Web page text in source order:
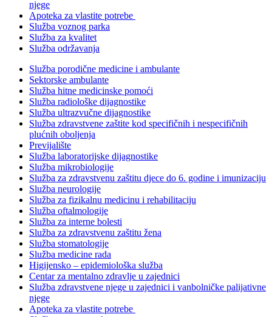
njege
Apoteka za vlastite potrebe
Služba voznog parka
Služba za kvalitet
Služba održavanja
Služba porodične medicine i ambulante
Sektorske ambulante
Služba hitne medicinske pomoći
Služba radiološke dijagnostike
Služba ultrazvučne dijagnostike
Služba zdravstvene zaštite kod specifičnih i nespecifičnih
plućnih oboljenja
Previjalište
Služba laboratorijske dijagnostike
Služba mikrobiologije
Služba za zdravstvenu zaštitu djece do 6. godine i imunizaciju
Služba neurologije
Služba za fizikalnu medicinu i rehabilitaciju
Služba oftalmologije
Služba za interne bolesti
Služba za zdravstvenu zaštitu žena
Služba stomatologije
Služba medicine rada
Higijensko – epidemiološka služba
Centar za mentalno zdravlje u zajednici
Služba zdravstvene njege u zajednici i vanbolničke palijativne
njege
Apoteka za vlastite potrebe